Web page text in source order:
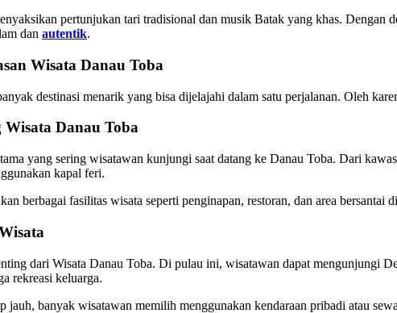
pertunjukan tari tradisional dan musik Batak yang khas. Dengan
dan autentik.
Wisata Danau Toba
destinasi menarik yang bisa dijelajahi dalam satu perjalanan. Oleh
Wisata Danau Toba
yang sering wisatawan kunjungi saat datang ke Danau Toba. Dari
kapal feri.
berbagai fasilitas wisata seperti penginapan, restoran, dan area bersantai
dari Wisata Danau Toba. Di pulau ini, wisatawan dapat mengunjungi
rekreasi keluarga.
jauh, banyak wisatawan memilih menggunakan kendaraan pribadi atau